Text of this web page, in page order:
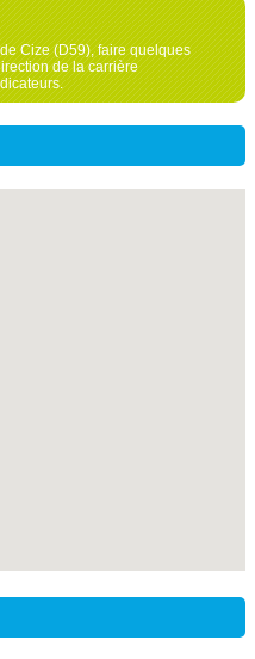
Cize (D59), faire quelques
de la carrière